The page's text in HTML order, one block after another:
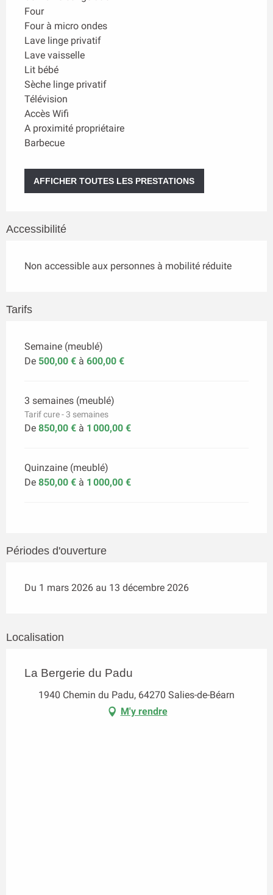
Four
Four à micro ondes
Lave linge privatif
Lave vaisselle
Lit bébé
Sèche linge privatif
Télévision
Accès Wifi
A proximité propriétaire
Barbecue
AFFICHER TOUTES LES PRESTATIONS
Accessibilité
Non accessible aux personnes à mobilité réduite
Tarifs
Semaine (meublé)
De 500,00 € à 600,00 €
3 semaines (meublé)
Tarif cure - 3 semaines
De 850,00 € à 1 000,00 €
Quinzaine (meublé)
De 850,00 € à 1 000,00 €
Périodes d'ouverture
Du 1 mars 2026 au 13 décembre 2026
Localisation
La Bergerie du Padu
1940 Chemin du Padu, 64270 Salies-de-Béarn
M'y rendre